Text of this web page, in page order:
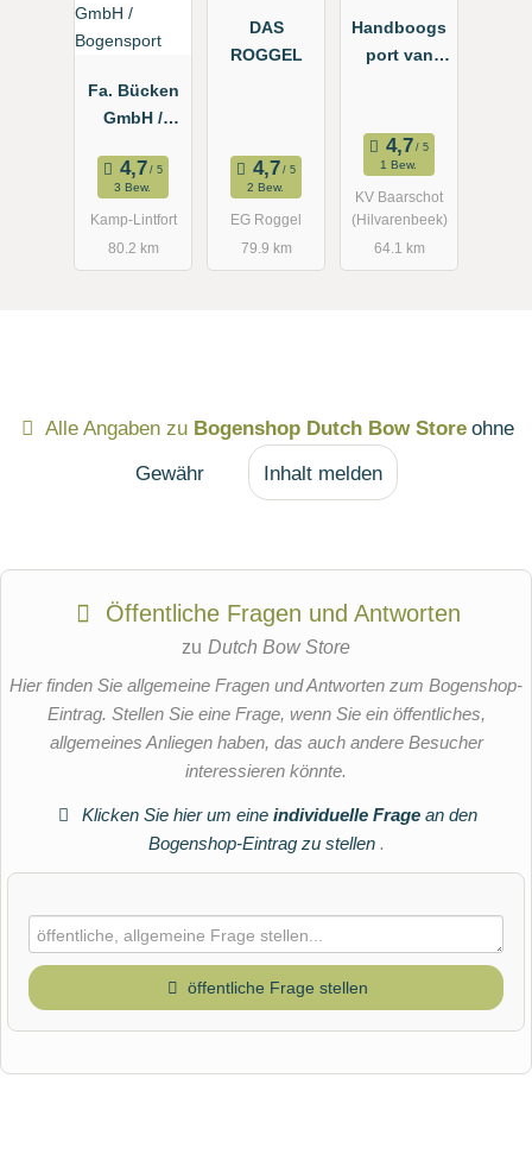
Fa. Bücken
GmbH /
3 Bew.
Kamp-Lintfort
80.2 km
DAS
ROGGEL
2 Bew.
EG Roggel
79.9 km
Handboogs
port van
ry
1 Bew.
KV Baarschot
(Hilvarenbeek)
64.1 km
Alle Angaben zu Bogenshop Dutch Bow Store ohne
Gewähr
Inhalt melden
Öffentliche Fragen und Antworten
zu Dutch Bow Store
Hier finden Sie allgemeine Fragen und Antworten zum Bogenshop-
Eintrag. Stellen Sie eine Frage, wenn Sie ein öffentliches,
allgemeines Anliegen haben, das auch andere Besucher
interessieren könnte.
Klicken Sie hier um eineindividuelle Frage an den
Bogenshop-Eintrag zu stellen .
öffentliche Frage stellen